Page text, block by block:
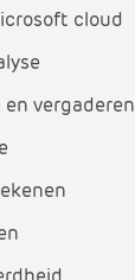
cloud
vergaderen